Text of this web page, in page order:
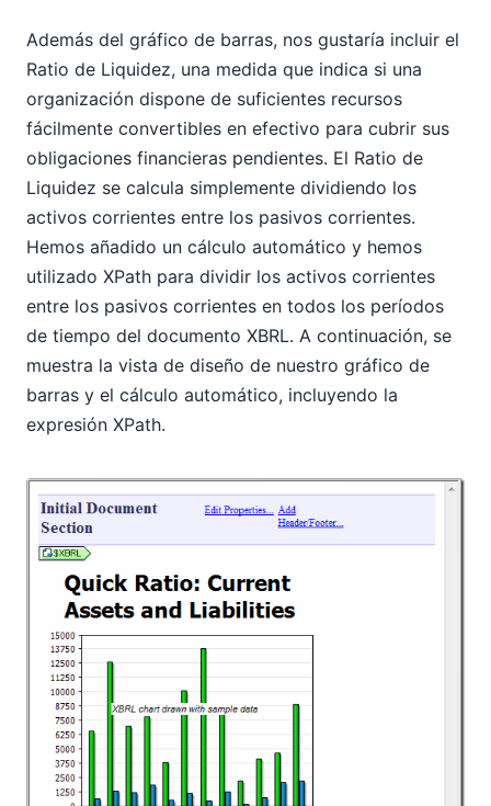
Además del gráfico de barras, nos gustaría incluir el
Ratio de Liquidez, una medida que indica si una
organización dispone de suficientes recursos
fácilmente convertibles en efectivo para cubrir sus
obligaciones financieras pendientes. El Ratio de
Liquidez se calcula simplemente dividiendo los
activos corrientes entre los pasivos corrientes.
Hemos añadido un cálculo automático y hemos
utilizado XPath para dividir los activos corrientes
entre los pasivos corrientes en todos los períodos
de tiempo del documento XBRL. A continuación, se
muestra la vista de diseño de nuestro gráfico de
barras y el cálculo automático, incluyendo la
expresión XPath.